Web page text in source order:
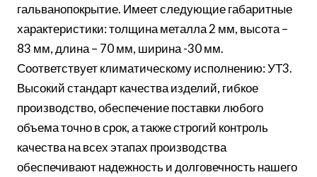
гальванопокрытие. Имеет следующие габаритные
характеристики: толщина металла 2 мм, высота –
83 мм, длина – 70 мм, ширина -30 мм.
Соответствует климатическому исполнению: УТ3.
Высокий стандарт качества изделий, гибкое
производство, обеспечение поставки любого
объема точно в срок, а также строгий контроль
качества на всех этапах производства
обеспечивают надежность и долговечность нашего